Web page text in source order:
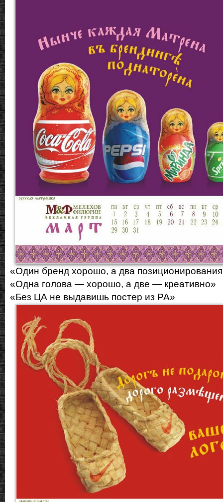
«Один бренд хорошо, а два
«Одна голова — хорошо, а две — креативно»
«Без ЦА не выдавишь постер из РА»